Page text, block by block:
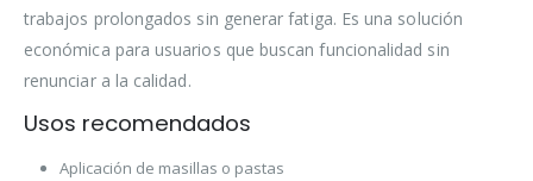
trabajos prolongados sin generar fatiga. Es una solución
económica para usuarios que buscan funcionalidad sin
renunciar a la calidad.
Usos recomendados
Aplicación de masillas o pastas